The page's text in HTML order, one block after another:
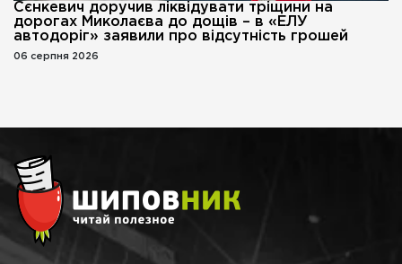
Сєнкевич доручив ліквідувати тріщини на
дорогах Миколаєва до дощів – в «ЕЛУ
автодоріг» заявили про відсутність грошей
06 серпня 2026